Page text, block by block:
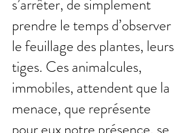
s’arrêter, de simplement
prendre le temps d’observer
le feuillage des plantes, leurs
tiges. Ces animalcules,
immobiles, attendent que la
menace, que représente